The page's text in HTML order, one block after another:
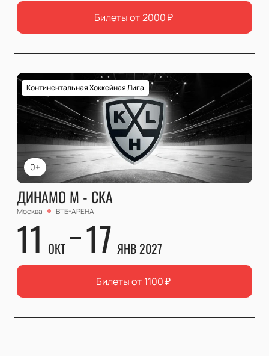
Билеты от 2000₽
0+
Континентальная Хоккейная Лига
ДИНАМО М - СКА
Москва ВТБ-АРЕНА
11 ОКТ 17 ЯНВ 2027
Билеты от 1100₽